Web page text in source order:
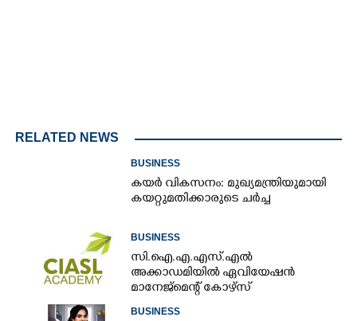
RELATED NEWS
BUSINESS
കയർ വികസനം: മുഖ്യമന്ത്രിയുമായി
കയറ്റുമതിക്കാരുടെ ചർച്ച
BUSINESS
സി.ഐ.എ.എസ്.എൽ
അക്കാഡമിയിൽ ഏവിയേഷൻ
മാനേജ്മെന്റ് കോഴ്സ്
BUSINESS